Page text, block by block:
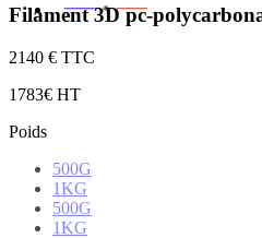
Filament 3D pc-
2140 € TTC
1783€ HT
Poids
500G
1KG
500G
1KG